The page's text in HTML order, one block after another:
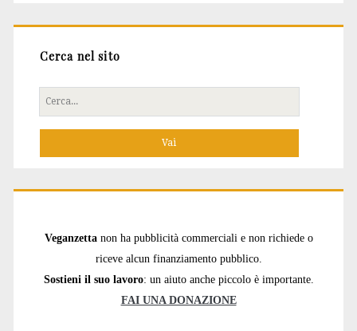
Cerca nel sito
Cerca
per:
Veganzetta non ha pubblicità commerciali e non richiede o
riceve alcun finanziamento pubblico.
Sostieni il suo lavoro: un aiuto anche piccolo è importante.
FAI UNA DONAZIONE